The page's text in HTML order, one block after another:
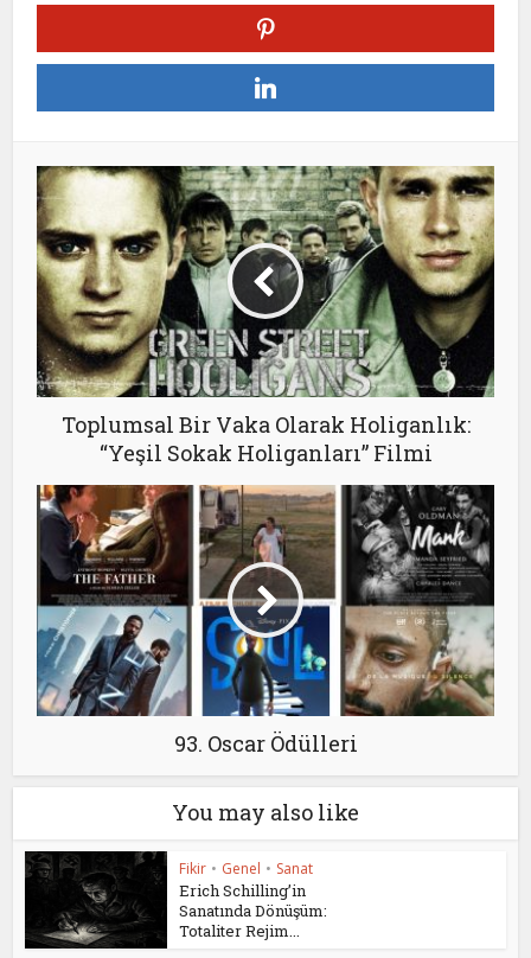
Toplumsal Bir Vaka Olarak Holiganlık:
“Yeşil Sokak Holiganları” Filmi
93. Oscar Ödülleri
You may also like
Fikir • Genel • Sanat
Erich Schilling’in
Sanatında Dönüşüm:
Totaliter Rejim...